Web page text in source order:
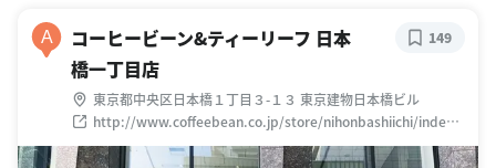
A
コーヒービーン&ティーリーフ 日本
橋一丁目店
東京都中央区日本橋１丁目３-１３ 東京建物日本橋ビル
http://www.coffeebean.co.jp/store/nihonbashiichi/index.h
tml
149